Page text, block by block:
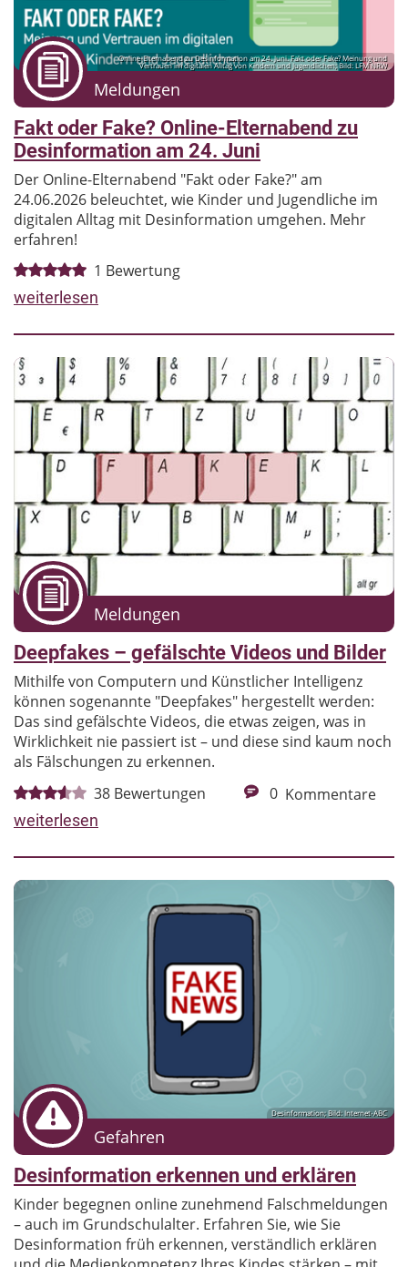
Online-Elternabend zu Desinformation am 24. Juni. Fakt oder Fake? Meinung und
Vertrauen im digitalen Alltag von Kindern und Jugendlichen; Bild: LFM NRW
Meldungen
Fakt oder Fake? Online-Elternabend zu
Desinformation am 24. Juni
Der Online-Elternabend "Fakt oder Fake?" am
24.06.2026 beleuchtet, wie Kinder und Jugendliche im
digitalen Alltag mit Desinformation umgehen. Mehr
erfahren!
1 Bewertung
weiterlesen
Meldungen
Deepfakes – gefälschte Videos und Bilder
Mithilfe von Computern und Künstlicher Intelligenz
können sogenannte "Deepfakes" hergestellt werden:
Das sind gefälschte Videos, die etwas zeigen, was in
Wirklichkeit nie passiert ist – und diese sind kaum noch
als Fälschungen zu erkennen.
38 Bewertungen 0 Kommentare
weiterlesen
Desinformation; Bild: Internet-ABC
Gefahren
Desinformation erkennen und erklären
Kinder begegnen online zunehmend Falschmeldungen
– auch im Grundschulalter. Erfahren Sie, wie Sie
Desinformation früh erkennen, verständlich erklären